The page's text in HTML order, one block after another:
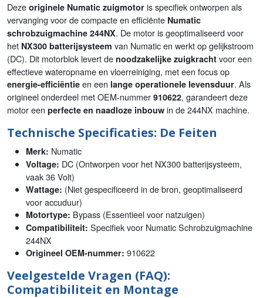
Deze originele Numatic zuigmotor is specifiek ontworpen als
vervanging voor de compacte en efficiënte Numatic
schrobzuigmachine 244NX. De motor is geoptimaliseerd voor
het NX300 batterijsysteem van Numatic en werkt op gelijkstroom
(DC). Dit motorblok levert de noodzakelijke zuigkracht voor een
effectieve wateropname en vloerreiniging, met een focus op
energie-efficiëntie en een lange operationele levensduur. Als
origineel onderdeel met OEM-nummer 910622, garandeert deze
motor een perfecte en naadloze inbouw in de 244NX machine.
Technische Specificaties: De Feiten
Merk: Numatic
Voltage: DC (Ontworpen voor het NX300 batterijsysteem,
vaak 36 Volt)
Wattage: (Niet gespecificeerd in de bron, geoptimaliseerd
voor accuduur)
Motortype: Bypass (Essentieel voor natzuigen)
Compatibiliteit: Specifiek voor Numatic Schrobzuigmachine
244NX
Origineel OEM-nummer: 910622
Veelgestelde Vragen (FAQ):
Compatibiliteit en Montage